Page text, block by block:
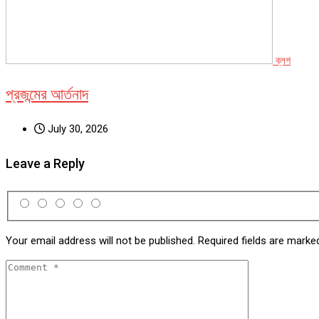
ব্লগ
প্রজন্মের আর্তনাদ
July 30, 2026
Leave a Reply
Your email address will not be published. Required fields are